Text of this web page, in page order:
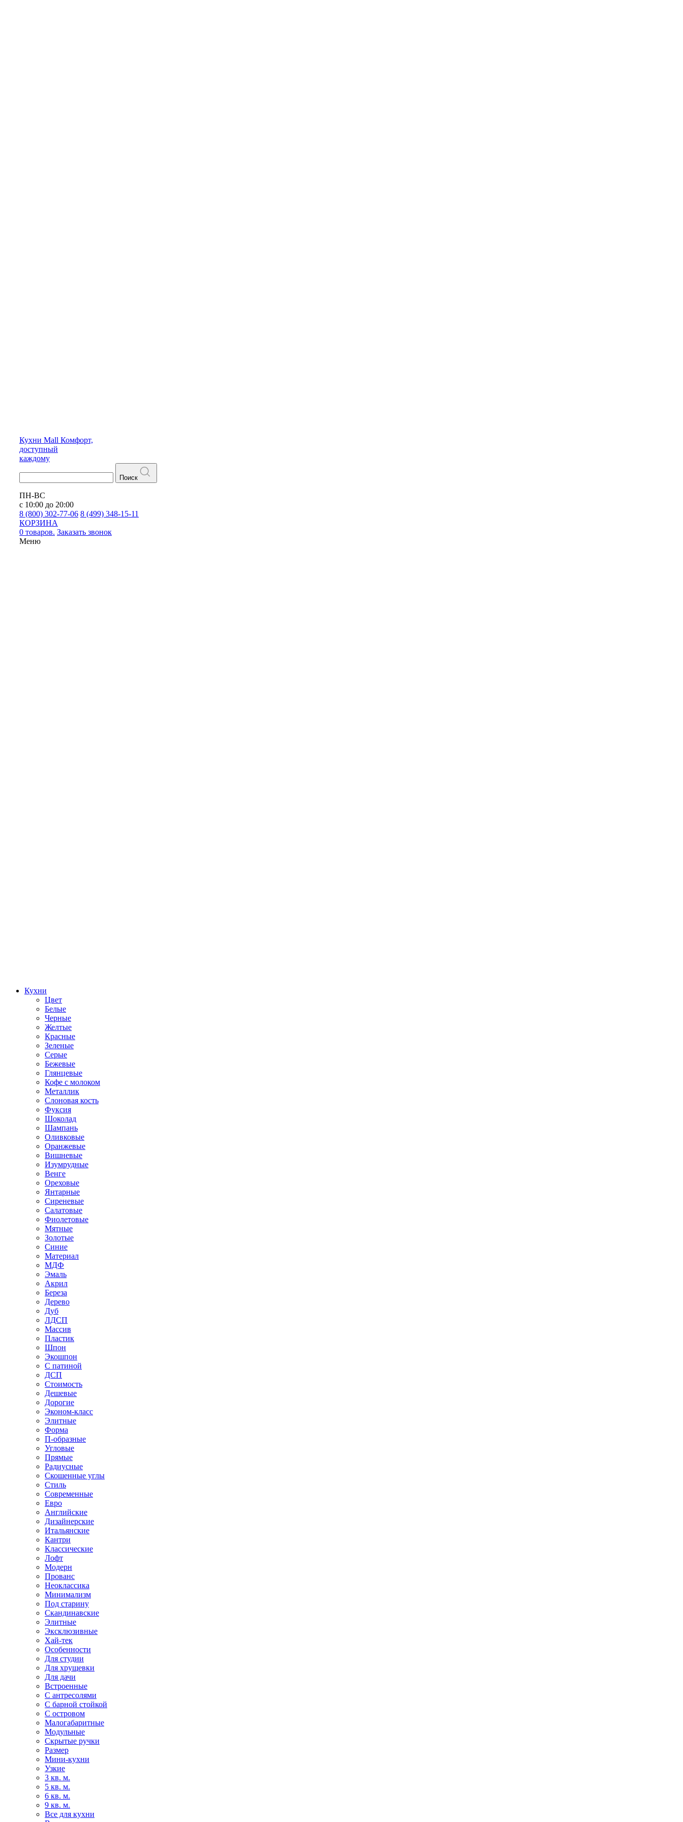
Кухни Mall Комфорт,
доступный
каждому
Поиск
ПН-ВС
с 10:00 до 20:00
8 (800) 302-77-06 8 (499) 348-15-11
КОРЗИНА
0 товаров. Заказать звонок
Меню
Кухни
Цвет
Белые
Черные
Желтые
Красные
Зеленые
Серые
Бежевые
Глянцевые
Кофе с молоком
Металлик
Слоновая кость
Фуксия
Шоколад
Шампань
Оливковые
Оранжевые
Вишневые
Изумрудные
Венге
Ореховые
Янтарные
Сиреневые
Салатовые
Фиолетовые
Мятные
Золотые
Синие
Материал
МДФ
Эмаль
Акрил
Береза
Дерево
Дуб
ЛДСП
Массив
Пластик
Шпон
Экошпон
С патиной
ДСП
Стоимость
Дешевые
Дорогие
Эконом-класс
Элитные
Форма
П-образные
Угловые
Прямые
Радиусные
Скошенные углы
Стиль
Современные
Евро
Английские
Дизайнерские
Итальянские
Кантри
Классические
Лофт
Модерн
Прованс
Неоклассика
Минимализм
Под старину
Скандинавские
Элитные
Эксклюзивные
Хай-тек
Особенности
Для студии
Для хрущевки
Для дачи
Встроенные
С антресолями
С барной стойкой
С островом
Малогабаритные
Модульные
Скрытые ручки
Размер
Мини-кухни
Узкие
3 кв. м.
5 кв. м.
6 кв. м.
9 кв. м.
Все для кухни